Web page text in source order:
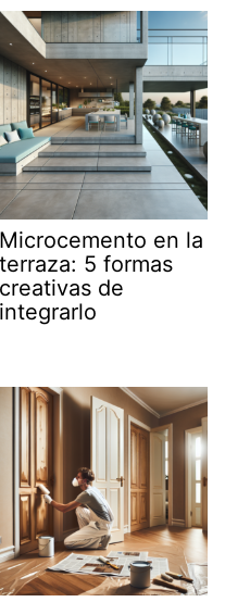
Microcemento en la
terraza: 5 formas
creativas de
integrarlo